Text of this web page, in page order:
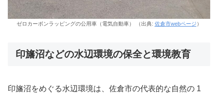
ゼロカーボンラッピングの公用車（電気自動車） （出典: 佐倉市webページ ）
印旛沼などの水辺環境の保全と環境教育
印旛沼をめぐる水辺環境は、佐倉市の代表的な自然の 1